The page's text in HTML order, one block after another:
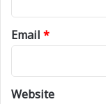
Email *
Website